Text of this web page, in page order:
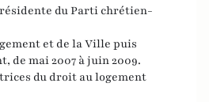
du Parti chrétien-
et de la Ville puis
de mai 2007 à juin 2009.
du droit au logement